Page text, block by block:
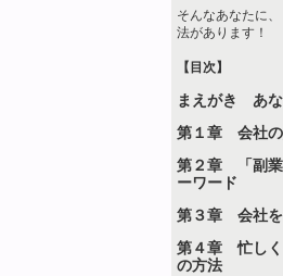
そんなあなたに
法があります！
【目次】
まえがき あな
第１章 会社の
第２章 「副業
ーワード
第３章 会社を
第４章 忙しく
の方法